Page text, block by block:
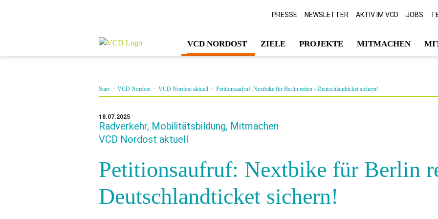
PRESSE NEWSLETTER AKTIV IM VCD JOBS
VCD NORDOST ZIELE PROJEKTE MITMACHEN
Start· VCD Nordost· VCD Nordost aktuell · Petitionsaufruf: Nextbike für Berlin retten - Deutschlandticket sichern!
18.07.2025
Radverkehr, Mobilitätsbildung, Mitmachen
VCD Nordost aktuell
Petitionsaufruf: Nextbike für Berlin
Deutschlandticket sichern!